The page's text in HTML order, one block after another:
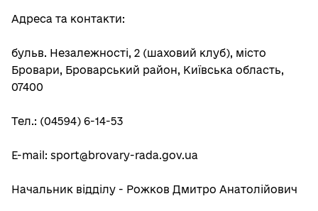
Адреса та контакти:
бульв. Незалежності, 2 (шаховий клуб), місто
Бровари, Броварський район, Київська область,
07400
Тел.: (04594) 6-14-53
E-mail: sport@brovary-rada.gov.ua
Начальник відділу - Рожков Дмитро Анатолійович